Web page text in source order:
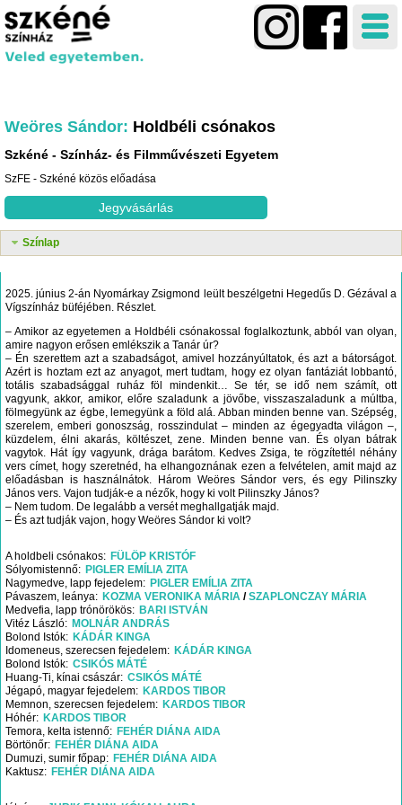
Weöres Sándor Holdbéli csónakos
Szkéné Színház- és Filmművészeti Egyetem
SzFE - Szkéné közös előadása
Jegyvásárlás
Színlap
2025. június 2-án Nyomárkay Zsigmond leült beszélgetni Hegedűs D. Gézával a
Vígszínház büféjében. Részlet.
– Amikor az egyetemen a Holdbéli csónakossal foglalkoztunk, abból van olyan,
amire nagyon erősen emlékszik a Tanár úr?
– Én szerettem azt a szabadságot, amivel hozzányúltatok, és azt a bátorságot.
Azért is hoztam ezt az anyagot, mert tudtam, hogy ez olyan fantáziát lobbantó,
totális szabadsággal ruház föl mindenkit… Se tér, se idő nem számít, ott
vagyunk, akkor, amikor, előre szaladunk a jövőbe, visszaszaladunk a múltba,
fölmegyünk az égbe, lemegyünk a föld alá. Abban minden benne van. Szépség,
szerelem, emberi gonoszság, rosszindulat – minden az égegyadta világon –,
küzdelem, élni akarás, költészet, zene. Minden benne van. És olyan bátrak
vagytok. Hát így vagyunk, drága barátom. Kedves Zsiga, te rögzítettél néhány
vers címet, hogy szeretnéd, ha elhangoznának ezen a felvételen, amit majd az
előadásban is használnátok. Három Weöres Sándor vers, és egy Pilinszky
János vers. Vajon tudják-e a nézők, hogy ki volt Pilinszky János?
– Nem tudom. De legalább a versét meghallgatják majd.
– És azt tudják vajon, hogy Weöres Sándor ki volt?
A holdbeli csónakos
FÜLÖP KRISTÓF
Sólyomistennő
PIGLER EMÍLIA ZITA
Nagymedve
lapp fejedelem
PIGLER EMÍLIA ZITA
Pávaszem
leánya KOZMA VERONIKA MÁRIA
SZAPLONCZAY MÁRIA
Medvefia
lapp trónörökös
BARI ISTVÁN
Vitéz László
MOLNÁR ANDRÁS
Bolond Istók
KÁDÁR KINGA
Idomeneus szerecsen fejedelem
KÁDÁR KINGA
Bolond Istók CSIKÓS MÁTÉ
Huang-Ti kínai császár CSIKÓS MÁTÉ
Jégapó magyar fejedelem
KARDOS TIBOR
Memnon szerecsen fejedelem
KARDOS TIBOR
Hóhér
KARDOS TIBOR
Temora kelta istennő
FEHÉR DIÁNA AIDA
Börtönőr
FEHÉR DIÁNA AIDA
Dumuzi sumir főpap
FEHÉR DIÁNA AIDA
Kaktusz
FEHÉR DIÁNA AIDA